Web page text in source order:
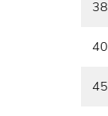
38
40
45